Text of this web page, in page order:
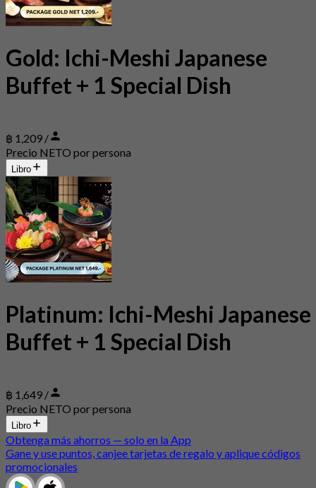
Gold: Ichi-Meshi Japanese
Buffet + 1 Special Dish
฿ 1,209 /
Precio NETO por persona
Libro
Platinum: Ichi-Meshi Japanese
Buffet + 1 Special Dish
฿ 1,649 /
Precio NETO por persona
Libro
Obtenga más ahorros — solo en la App
Gane y use puntos, canjee tarjetas de regalo y aplique códigos
promocionales